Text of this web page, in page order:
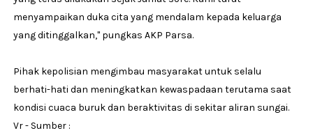
menyampaikan duka cita yang mendalam kepada keluarga
yang ditinggalkan," pungkas AKP Parsa.
Pihak kepolisian mengimbau masyarakat untuk selalu
berhati-hati dan meningkatkan kewaspadaan terutama saat
kondisi cuaca buruk dan beraktivitas di sekitar aliran sungai.
Vr - Sumber :